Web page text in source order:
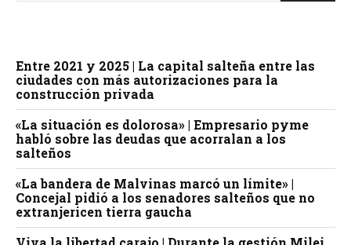
Entre 2021 y 2025 | La capital salteña entre las
ciudades con más autorizaciones para la
construcción privada
«La situación es dolorosa» | Empresario pyme
habló sobre las deudas que acorralan a los
salteños
«La bandera de Malvinas marcó un límite» |
Concejal pidió a los senadores salteños que no
extranjericen tierra gaucha